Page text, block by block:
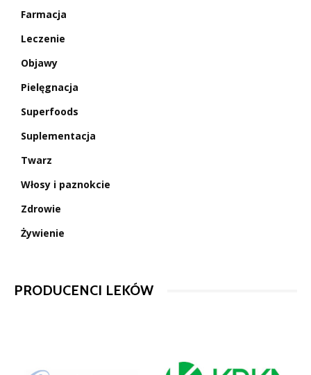
Farmacja
Leczenie
Objawy
Pielęgnacja
Superfoods
Suplementacja
Twarz
Włosy i paznokcie
Zdrowie
Żywienie
PRODUCENCI LEKÓW